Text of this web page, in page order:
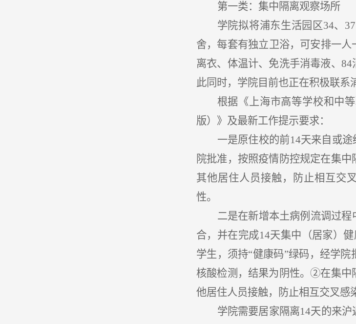
第一类：集中隔离观察场所
学院拟将浦东生活园区34、
舍，每套有独立卫浴，可安排一
离衣、体温计、免洗手消毒液、
此同时，学院目前也正在积极联系
根据《上海市高等学校和中
版）》及最新工作提示要求：
一是原住校的前14天来自或
院批准，按照疫情防控规定在集
其他居住人员接触，防止相互交
性。
二是在新增本土病例流调过
合，并在完成14天集中（居家）
学生，须持“健康码”绿码，经学
核酸检测，结果为阴性。②在集中
他居住人员接触，防止相互交叉感
学院需要居家隔离14天的来